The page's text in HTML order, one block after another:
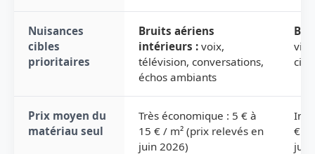
Nuisances
cibles
prioritaires
Bruits aériens
intérieurs : voix,
télévision, conversations,
échos ambiants
Prix moyen du
matériau seul
Très économique : 5 € à
15 € / m² (prix relevés en
juin 2026)
€ /
juin